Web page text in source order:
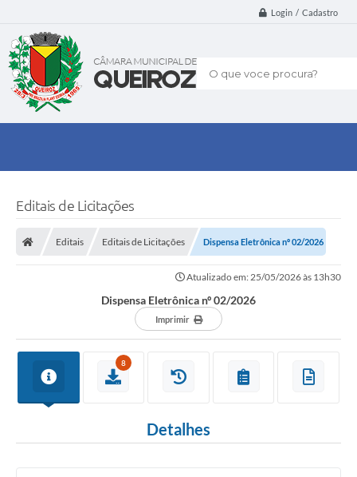
Login / Cadastro
O que voce procura?
Editais de Licitações
Editais Editais de Licitações Dispensa Eletrônica nº 02/2026
Atualizado em: 25/05/2026 às 13h30
Dispensa Eletrônica nº 02/2026
Imprimir
8
Detalhes